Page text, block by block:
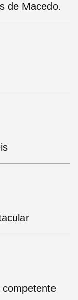
de Macedo.